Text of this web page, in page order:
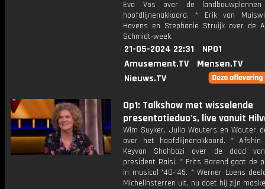
Eva Vos over de
hoofdlijnenakkoord. * Erik van
Havens en Stephanie Struijk over de
Schmidt-week.
21-05-2024 22:31
NPO1
Amusement.TV
Mensen.TV
Nieuws.TV
Op1: Talkshow met wisselende
presentatieduo's, live vanuit
Wim Suyker, Julia Wouters en Wouter
over het hoofdlijnenakkoord. * Afshin
Keyvan Shahbazi over de dood
president Raisi. * Frits Barend gaat de
in musical '40-'45. * Werner Loens
Michelinsterren uit, nu doet hij zijn